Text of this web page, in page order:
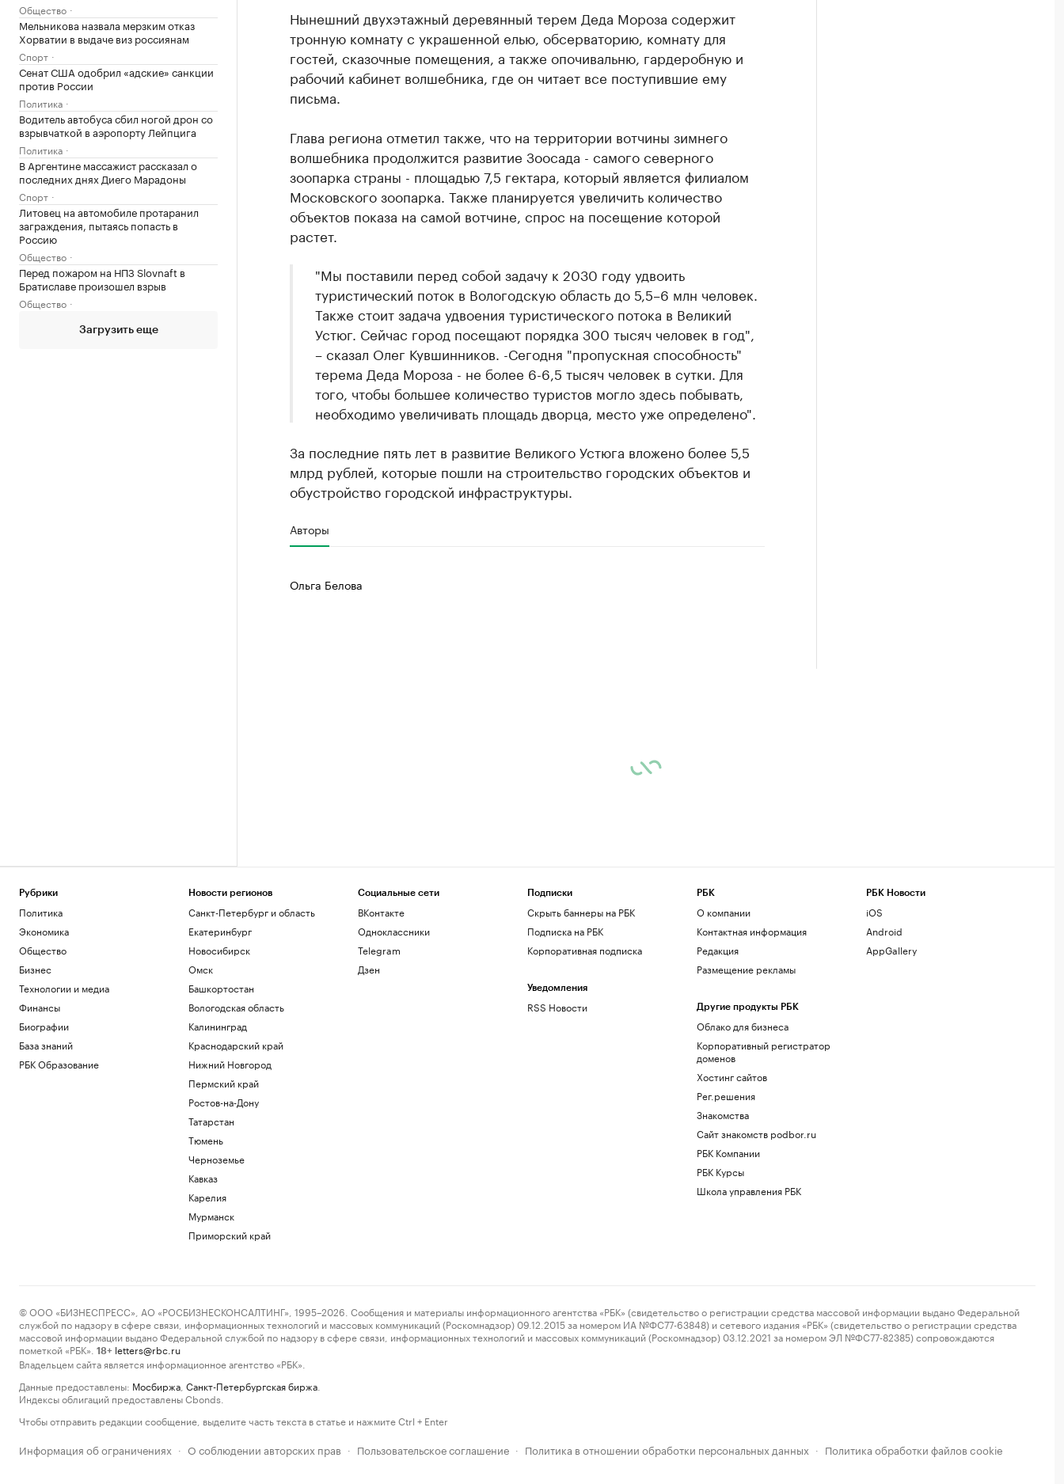
Общество
Мельникова назвала мерзким отказ
Хорватии в выдаче виз россиянам
Спорт
Сенат США одобрил «адские» санкции
против России
Политика
Водитель автобуса сбил ногой дрон со
взрывчаткой в аэропорту Лейпцига
Политика
В Аргентине массажист рассказал о
последних днях Диего Марадоны
Спорт
Литовец на автомобиле протаранил
заграждения, пытаясь попасть в
Россию
Общество
Перед пожаром на НПЗ Slovnaft в
Братиславе произошел взрыв
Общество
Загрузить еще
Нынешний двухэтажный деревянный терем Деда Мороза содержит
тронную комнату с украшенной елью, обсерваторию, комнату для
гостей, сказочные помещения, а также опочивальню, гардеробную и
рабочий кабинет волшебника, где он читает все поступившие ему
письма.
Глава региона отметил также, что на территории вотчины зимнего
волшебника продолжится развитие Зоосада - самого северного
зоопарка страны - площадью 7,5 гектара, который является филиалом
Московского зоопарка. Также планируется увеличить количество
объектов показа на самой вотчине, спрос на посещение которой
растет.
"Мы поставили перед собой задачу к 2030 году удвоить
туристический поток в Вологодскую область до 5,5–6 млн человек.
Также стоит задача удвоения туристического потока в Великий
Устюг. Сейчас город посещают порядка 300 тысяч человек в год",
– сказал Олег Кувшинников. -Сегодня "пропускная способность"
терема Деда Мороза - не более 6-6,5 тысяч человек в сутки. Для
того, чтобы большее количество туристов могло здесь побывать,
необходимо увеличивать площадь дворца, место уже определено".
За последние пять лет в развитие Великого Устюга вложено более 5,5
млрд рублей, которые пошли на строительство городских объектов и
обустройство городской инфраструктуры.
Авторы
Ольга Белова
Рубрики
Политика
Экономика
Общество
Бизнес
Технологии и медиа
Финансы
Биографии
База знаний
РБК Образование
Новости регионов
Санкт-Петербург и область
Екатеринбург
Новосибирск
Омск
Башкортостан
Вологодская область
Калининград
Краснодарский край
Нижний Новгород
Пермский край
Ростов-на-Дону
Татарстан
Тюмень
Черноземье
Кавказ
Карелия
Мурманск
Приморский край
Социальные сети
ВКонтакте
Одноклассники
Telegram
Дзен
Подписки
Скрыть баннеры на РБК
Подписка на РБК
Корпоративная подписка
Уведомления
RSS Новости
РБК
О компании
Контактная информация
Редакция
Размещение рекламы
Другие продукты РБК
Облако для бизнеса
Корпоративный регистратор
доменов
Хостинг сайтов
Рег.решения
Знакомства
Сайт знакомств podbor.ru
РБК Компании
РБК Курсы
Школа управления РБК
РБК Новости
iOS
Android
AppGallery
© ООО «БИЗНЕСПРЕСС», АО «РОСБИЗНЕСКОНСАЛТИНГ», 1995–2026. Сообщения и материалы информационного агентства «РБК» (свидетельство о регистрации средства массовой информации выдано Федеральной
службой по надзору в сфере связи, информационных технологий и массовых коммуникаций (Роскомнадзор) 09.12.2015 за номером ИА №ФС77-63848) и сетевого издания «РБК» (свидетельство о регистрации средства
массовой информации выдано Федеральной службой по надзору в сфере связи, информационных технологий и массовых коммуникаций (Роскомнадзор) 03.12.2021 за номером ЭЛ №ФС77-82385) сопровождаются
пометкой «РБК».
18+ letters@rbc.ru
Владельцем сайта является информационное агентство «РБК».
Данные предоставлены: Мосбиржа Санкт-Петербургская биржа
Индексы облигаций предоставлены Cbonds.
Чтобы отправить редакции сообщение, выделите часть текста в статье и нажмите Ctrl + Enter
Информация об ограничениях · О соблюдении авторских прав · Пользовательское соглашение · Политика в отношении обработки персональных данных · Политика обработки файлов cookie